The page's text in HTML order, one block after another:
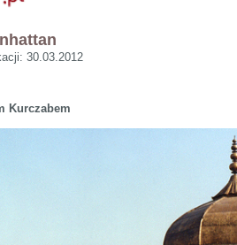
30.03.2012
Kurczabem